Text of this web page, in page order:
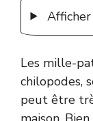
Les mille-
chilopodes,
peut être